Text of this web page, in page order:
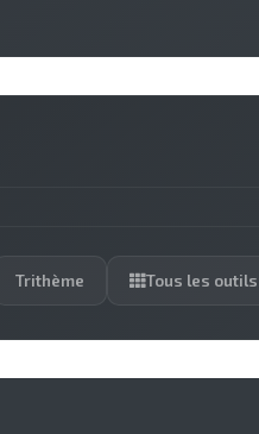
Trithème Tous les outils